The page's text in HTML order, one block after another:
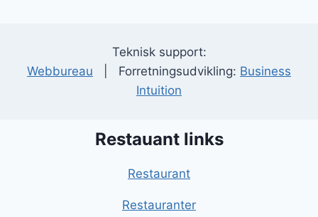
Teknisk support:
Webbureau | Forretningsudvikling: Business
Intuition
Restauant links
Restaurant
Restauranter